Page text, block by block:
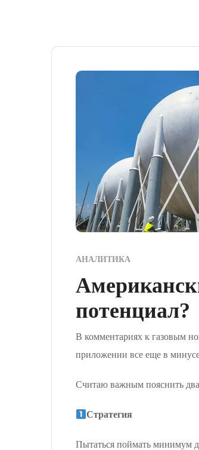
АНАЛИТИКА
потенциал?
В комментариях к газовым
приложении все еще в
Считаю важным пояснить
Стратегия
Пытаться поймать минимум